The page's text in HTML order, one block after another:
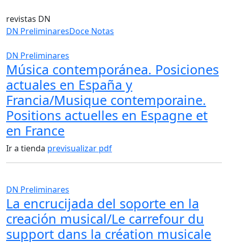
revistas DN
DN PreliminaresDoce Notas
DN Preliminares
Música contemporánea. Posiciones
actuales en España y
Francia/Musique contemporaine.
Positions actuelles en Espagne et
en France
Ir a tienda previsualizar pdf
DN Preliminares
La encrucijada del soporte en la
creación musical/Le carrefour du
support dans la création musicale